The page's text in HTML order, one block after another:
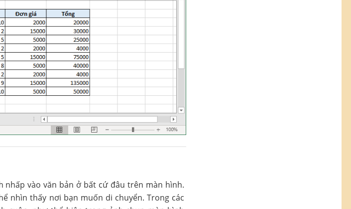
nhấp vào văn bản ở bất cứ đâu trên màn hình.
nhìn thấy nơi bạn muốn di chuyển. Trong các